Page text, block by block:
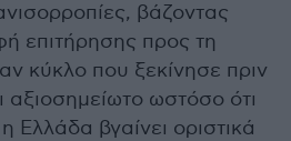
βάζοντας
επιτήρησης προς τη
κύκλο που ξεκίνησε πριν
αξιοσημείωτο ωστόσο ότι
Ελλάδα βγαίνει οριστικά